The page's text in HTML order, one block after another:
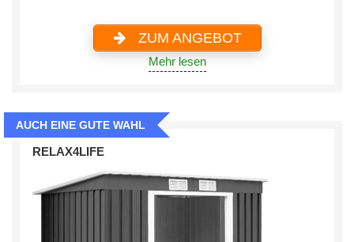
ZUM ANGEBOT
Mehr lesen
AUCH EINE GUTE WAHL
RELAX4LIFE